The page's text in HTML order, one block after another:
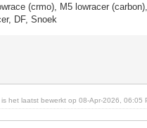
(crmo), M5 lowracer
DF, Snoek
is het laatst bewerkt op 08-Apr-2026, 06:05